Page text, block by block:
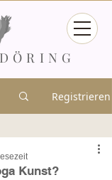
Registrieren
Kunst?